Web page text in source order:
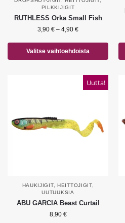
PILKKIJIGIT
RUTHLESS Orka Small Fish
3,90 € – 4,90 €
Valitse vaihtoehdoista
Uutta!
HAUKIJIGIT, HEITTOJIGIT,
UUTUUKSIA
ABU GARCIA Beast Curtail
8,90 €